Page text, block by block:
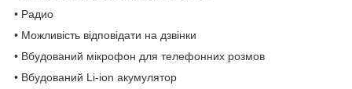
• Радио
• Можливість відповідати на дзвінки
• Вбудований мікрофон для телефонних розмов
• Вбудований Li-ion акумулятор